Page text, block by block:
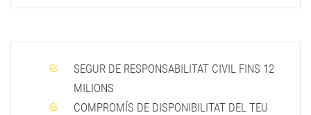
SEGUR DE RESPONSABILITAT CIVIL FINS 12
MILIONS
COMPROMÍS DE DISPONIBILITAT DEL TEU